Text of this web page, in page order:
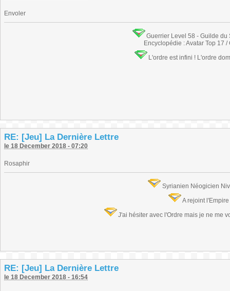
Envoler
Guerrier Level 58 - Guilde
Encyclopédie : Avatar Top 17 /
L'ordre est infini ! L'ordre
RE: [Jeu] La Dernière Lettre
le 18 December 2018 - 07:20
Rosaphir
Syrianien Néogicien
A rejoint l'Empire
J'ai hésiter avec l'Ordre mais je ne me
RE: [Jeu] La Dernière Lettre
le 18 December 2018 - 16:54